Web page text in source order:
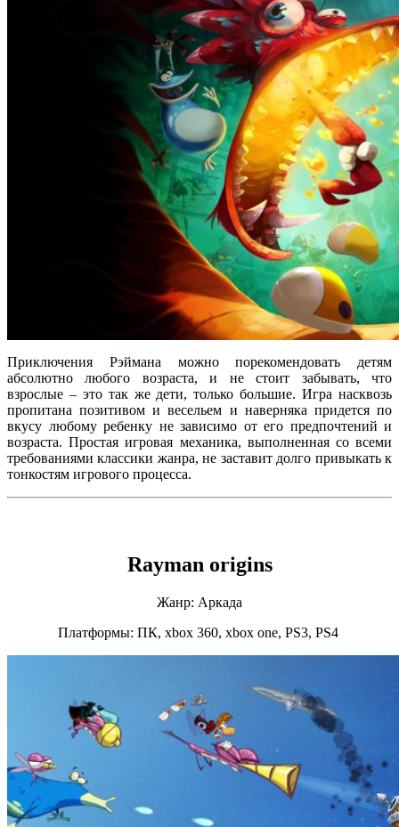
Приключения Рэймана можно порекомендовать детям
абсолютно любого возраста, и не стоит забывать, что
взрослые – это так же дети, только большие. Игра насквозь
пропитана позитивом и весельем и наверняка придется по
вкусу любому ребенку не зависимо от его предпочтений и
возраста. Простая игровая механика, выполненная со всеми
требованиями классики жанра, не заставит долго привыкать к
тонкостям игрового процесса.
Rayman origins
Жанр: Аркада
Платформы: ПК, xbox 360, xbox one, PS3, PS4